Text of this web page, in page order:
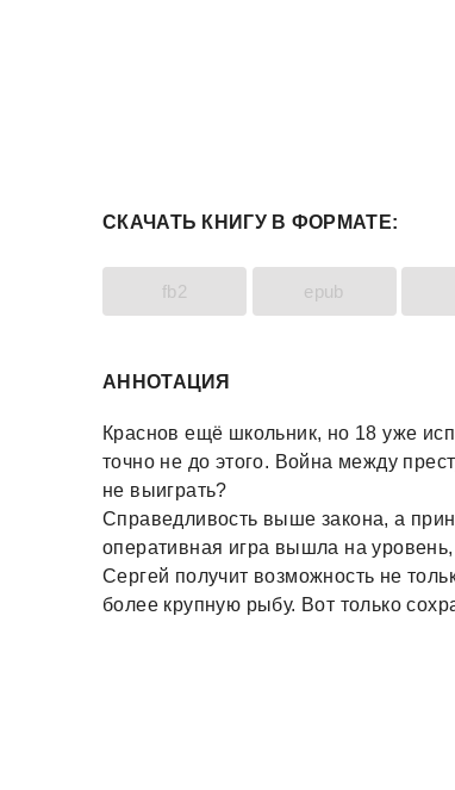
СКАЧАТЬ КНИГУ В ФОРМАТЕ:
fb2 epub
АННОТАЦИЯ
Краснов ещё школьник, но 18 уже
точно не до этого. Война между
не выиграть?
Справедливость выше закона, а
оперативная игра вышла на
Сергей получит возможность не
более крупную рыбу. Вот только